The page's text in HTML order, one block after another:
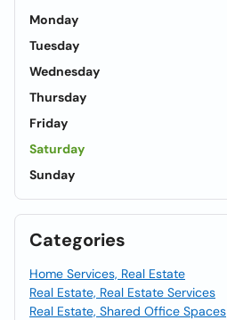
Monday
Tuesday
Wednesday
Thursday
Friday
Saturday
Sunday
Categories
Home Services, Real Estate
Real Estate, Real Estate Services
Real Estate, Shared Office Spaces